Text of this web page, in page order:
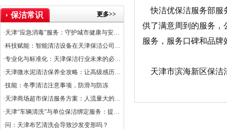
保洁常识 更多>>
·天津“应急消毒”服务：守护城市健康与安全的关键防线
·科技赋能：智能清洁设备在天津保洁公司的应用普及率
·专业化与标准化：天津保洁行业未来的必经之路
·天津微水泥清洁保养全攻略：让高级感历久弥新
·技能：冬季清洁注意事项，防滑与防冻
·天津商场超市保洁服务方案：人流量大的清洁挑战
·天津“车辆清洗”与单位保洁绑定服务：提升企业形象与效率的创新选择
·问：天津布艺清洗会导致沙发变形吗？
快洁优保洁服务部服
供了满意周到的服务，
服务，服务口碑和品
天津市滨海新区保洁